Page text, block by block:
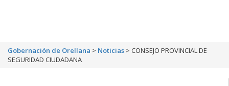
Gobernación de Orellana > Noticias > CONSEJO PROVINCIAL DE
SEGURIDAD CIUDADANA